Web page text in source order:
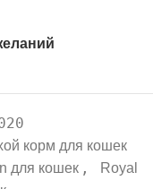
корм для кошек
для кошек ,
Royal